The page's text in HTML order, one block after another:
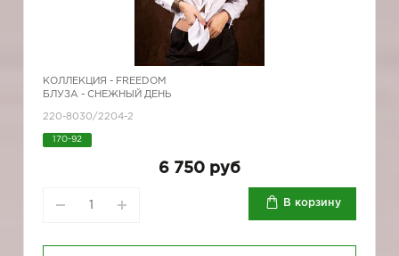
КОЛЛЕКЦИЯ - FREEDOM
БЛУЗА - СНЕЖНЫЙ ДЕНЬ
220-8030/2204-2
170-92
6 750 руб
В корзину